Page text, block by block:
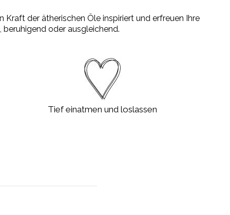
der ätherischen Öle inspiriert und erfreuen Ihre
beruhigend oder ausgleichend.
Tief einatmen und loslassen